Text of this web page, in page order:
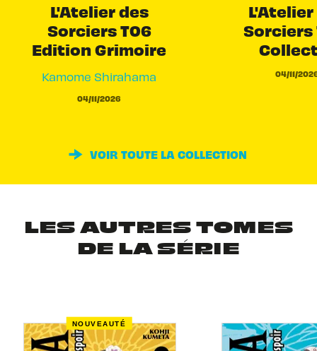
L'Atelier des
Sorciers T06
Edition Grimoire
Kamome Shirahama
04/11/2026
L'Atelier
Sorciers
04/11/
VOIR TOUTE LA COLLECTION
LES AUTRES TOMES
DE LA SÉRIE
NOUVEAUTÉ